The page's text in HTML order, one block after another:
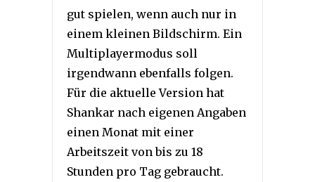
gut spielen, wenn auch nur in
einem kleinen Bildschirm. Ein
Multiplayermodus soll
irgendwann ebenfalls folgen.
Für die aktuelle Version hat
Shankar nach eigenen Angaben
einen Monat mit einer
Arbeitszeit von bis zu 18
Stunden pro Tag gebraucht.